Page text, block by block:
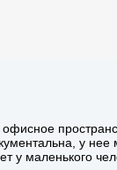
у нее
у маленького